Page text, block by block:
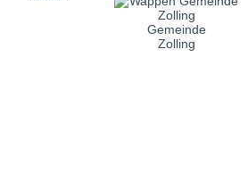
Gemeinde
Zolling